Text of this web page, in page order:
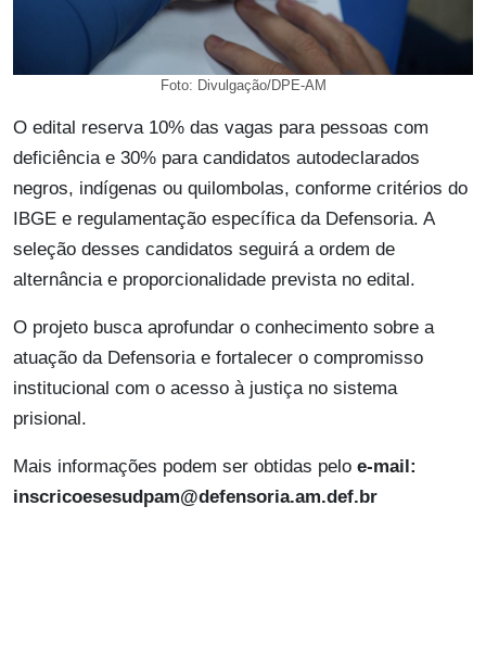
Foto: Divulgação/DPE-AM
O edital reserva 10% das vagas para pessoas com
deficiência e 30% para candidatos autodeclarados
negros, indígenas ou quilombolas, conforme critérios do
IBGE e regulamentação específica da Defensoria. A
seleção desses candidatos seguirá a ordem de
alternância e proporcionalidade prevista no edital.
O projeto busca aprofundar o conhecimento sobre a
atuação da Defensoria e fortalecer o compromisso
institucional com o acesso à justiça no sistema
prisional.
Mais informações podem ser obtidas pelo e-mail:
inscricoesesudpam@defensoria.am.def.br